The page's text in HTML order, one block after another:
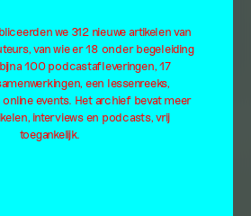
we 312 nieuwe artikelen van
van wie er 18 onder begeleiding
100 podcastafleveringen, 17
een lessenreeks,
online events. Het archief bevat meer
interviews en podcasts, vrij
toegankelijk.